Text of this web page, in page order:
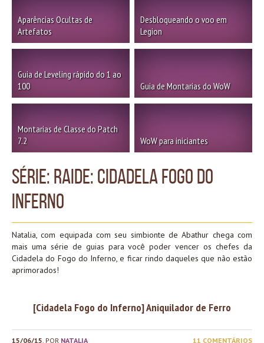
Aparências Ocultas de
Artefatos
Desbloqueando o voo em
Legion
Guia de Leveling rápido do 1 ao
100
Guia de Montarias do WoW
Montarias de Classe do Patch
7.2
WoW para iniciantes
Série: Raide: Cidadela Fogo do
Inferno
Natalia, com equipada com seu simbionte de Abathur chega com
mais uma série de guias para você poder vencer os chefes da
Cidadela do Fogo do Inferno, e ficar rindo daqueles que não estão
aprimorados!
[Cidadela Fogo do Inferno] Aniquilador de Ferro
15/06/15, POR NATALIA 11 COMENTÁRIOS